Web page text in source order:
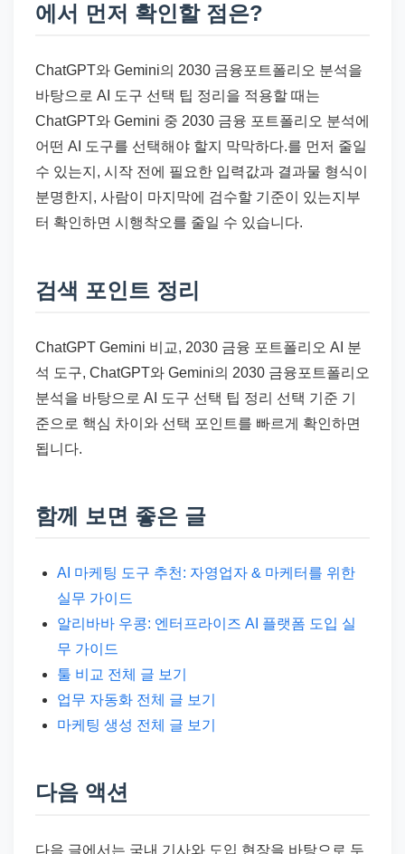
에서 먼저 확인할 점은?
ChatGPT와 Gemini의 2030 금융포트폴리오 분석을
바탕으로 AI 도구 선택 팁 정리을 적용할 때는
ChatGPT와 Gemini 중 2030 금융 포트폴리오 분석에
어떤 AI 도구를 선택해야 할지 막막하다.를 먼저 줄일
수 있는지, 시작 전에 필요한 입력값과 결과물 형식이
분명한지, 사람이 마지막에 검수할 기준이 있는지부
터 확인하면 시행착오를 줄일 수 있습니다.
검색 포인트 정리
ChatGPT Gemini 비교, 2030 금융 포트폴리오 AI 분
석 도구, ChatGPT와 Gemini의 2030 금융포트폴리오
분석을 바탕으로 AI 도구 선택 팁 정리 선택 기준 기
준으로 핵심 차이와 선택 포인트를 빠르게 확인하면
됩니다.
함께 보면 좋은 글
AI 마케팅 도구 추천: 자영업자 & 마케터를 위한
실무 가이드
알리바바 우콩: 엔터프라이즈 AI 플랫폼 도입 실
무 가이드
툴 비교 전체 글 보기
업무 자동화 전체 글 보기
마케팅 생성 전체 글 보기
다음 액션
다음 글에서는 국내 기사와 도입 현장을 바탕으로 두